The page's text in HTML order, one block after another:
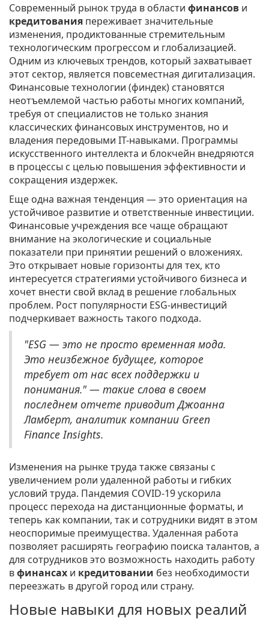
Современный рынок труда в области финансов и
кредитования переживает значительные
изменения, продиктованные стремительным
технологическим прогрессом и глобализацией.
Одним из ключевых трендов, который захватывает
этот сектор, является повсеместная дигитализация.
Финансовые технологии (финдек) становятся
неотъемлемой частью работы многих компаний,
требуя от специалистов не только знания
классических финансовых инструментов, но и
владения передовыми IT-навыками. Программы
искусственного интеллекта и блокчейн внедряются
в процессы с целью повышения эффективности и
сокращения издержек.
Еще одна важная тенденция — это ориентация на
устойчивое развитие и ответственные инвестиции.
Финансовые учреждения все чаще обращают
внимание на экологические и социальные
показатели при принятии решений о вложениях.
Это открывает новые горизонты для тех, кто
интересуется стратегиями устойчивого бизнеса и
хочет внести свой вклад в решение глобальных
проблем. Рост популярности ESG-инвестиций
подчеркивает важность такого подхода.
"ESG — это не просто временная мода.
Это неизбежное будущее, которое
требует от нас всех поддержки и
понимания." — такие слова в своем
последнем отчете приводит Джоанна
Ламберт, аналитик компании Green
Finance Insights.
Изменения на рынке труда также связаны с
увеличением роли удаленной работы и гибких
условий труда. Пандемия COVID-19 ускорила
процесс перехода на дистанционные форматы, и
теперь как компании, так и сотрудники видят в этом
неоспоримые преимущества. Удаленная работа
позволяет расширять географию поиска талантов, а
для сотрудников это возможность находить работу
вфинансах и кредитовании без необходимости
переезжать в другой город или страну.
Новые навыки для новых реалий